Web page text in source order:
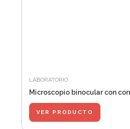
LABORATORIO
Microscopio binocular con
VER PRODUCTO